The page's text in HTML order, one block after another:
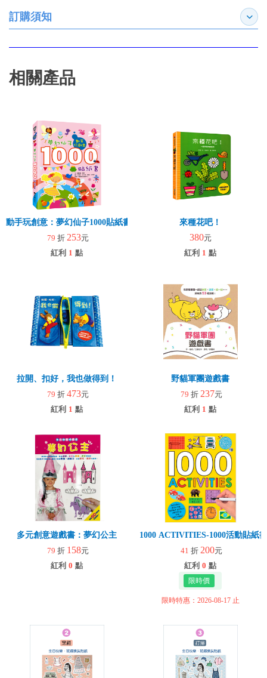
訂購須知 展開
相關產品
動手玩創意：夢幻仙子1000貼紙書
79 折 253元
紅利 1 點
來種花吧！
380元
紅利 1 點
拉開、扣好，我也做得到！
79 折 473元
紅利 1 點
野貓軍團遊戲書
79 折 237元
紅利 1 點
多元創意遊戲書：夢幻公主
79 折 158元
紅利 0 點
1000 ACTIVITIES-1000活動貼紙
41 折 200元
紅利 0 點
限時特惠：2026-08-17 止